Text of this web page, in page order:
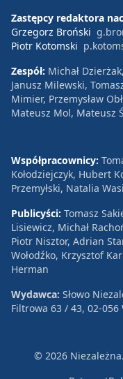
Zastępcy redaktora
Grzegorz Broński
Piotr Kotomski
Zespół: Michał
Janusz Milewski,
Mimier, Przemysław
Mateusz Mol, Mateusz
Współpracownicy:
Kołodziejczyk, Hubert
Przemyłski, Natalia
Publicyści: Tomasz
Lisiewicz, Michał
Piotr Nisztor, Adrian
Wołodźko, Krzysztof
Herman
Wydawca: Słowo
Filtrowa 63 / 43, 02-056
© 2026